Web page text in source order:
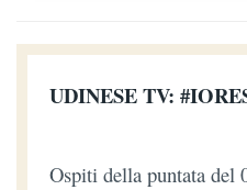
UDINESE TV:
Ospiti della puntata del